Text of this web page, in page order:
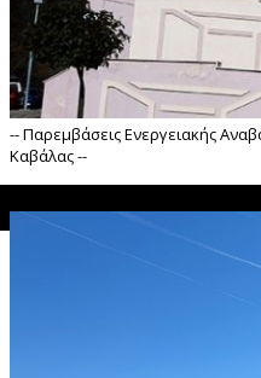
-- Παρεμβάσεις Ενεργειακής
Καβάλας --
--